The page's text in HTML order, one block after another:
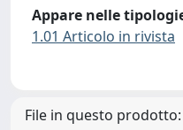
Appare nelle
1.01 Articolo in rivista
File in questo prodotto: